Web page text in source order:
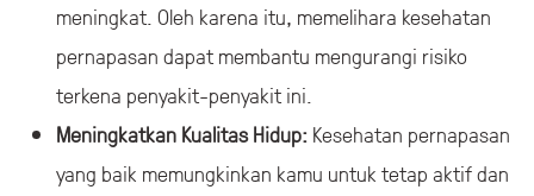
meningkat. Oleh karena itu, memelihara kesehatan
pernapasan dapat membantu mengurangi risiko
terkena penyakit-penyakit ini.
Meningkatkan Kualitas Hidup: Kesehatan pernapasan
yang baik memungkinkan kamu untuk tetap aktif dan